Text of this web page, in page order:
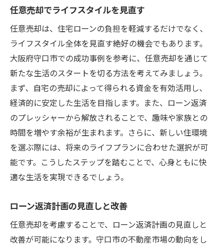
任意売却でライフスタイルを見直す
任意売却は、住宅ローンの負担を軽減するだけでなく、
ライフスタイル全体を見直す絶好の機会でもあります。
大阪府守口市での成功事例を参考に、任意売却を通じて
新たな生活のスタートを切る方法を考えてみましょう。
まず、自宅の売却によって得られる資金を有効活用し、
経済的に安定した生活を目指します。また、ローン返済
のプレッシャーから解放されることで、趣味や家族との
時間を増やす余裕が生まれます。さらに、新しい住環境
を選ぶ際には、将来のライフプランに合わせた選択が可
能です。こうしたステップを踏むことで、心身ともに快
適な生活を実現できるでしょう。
ローン返済計画の見直しと改善
任意売却を考慮することで、ローン返済計画の見直しと
改善が可能になります。守口市の不動産市場の動向をし